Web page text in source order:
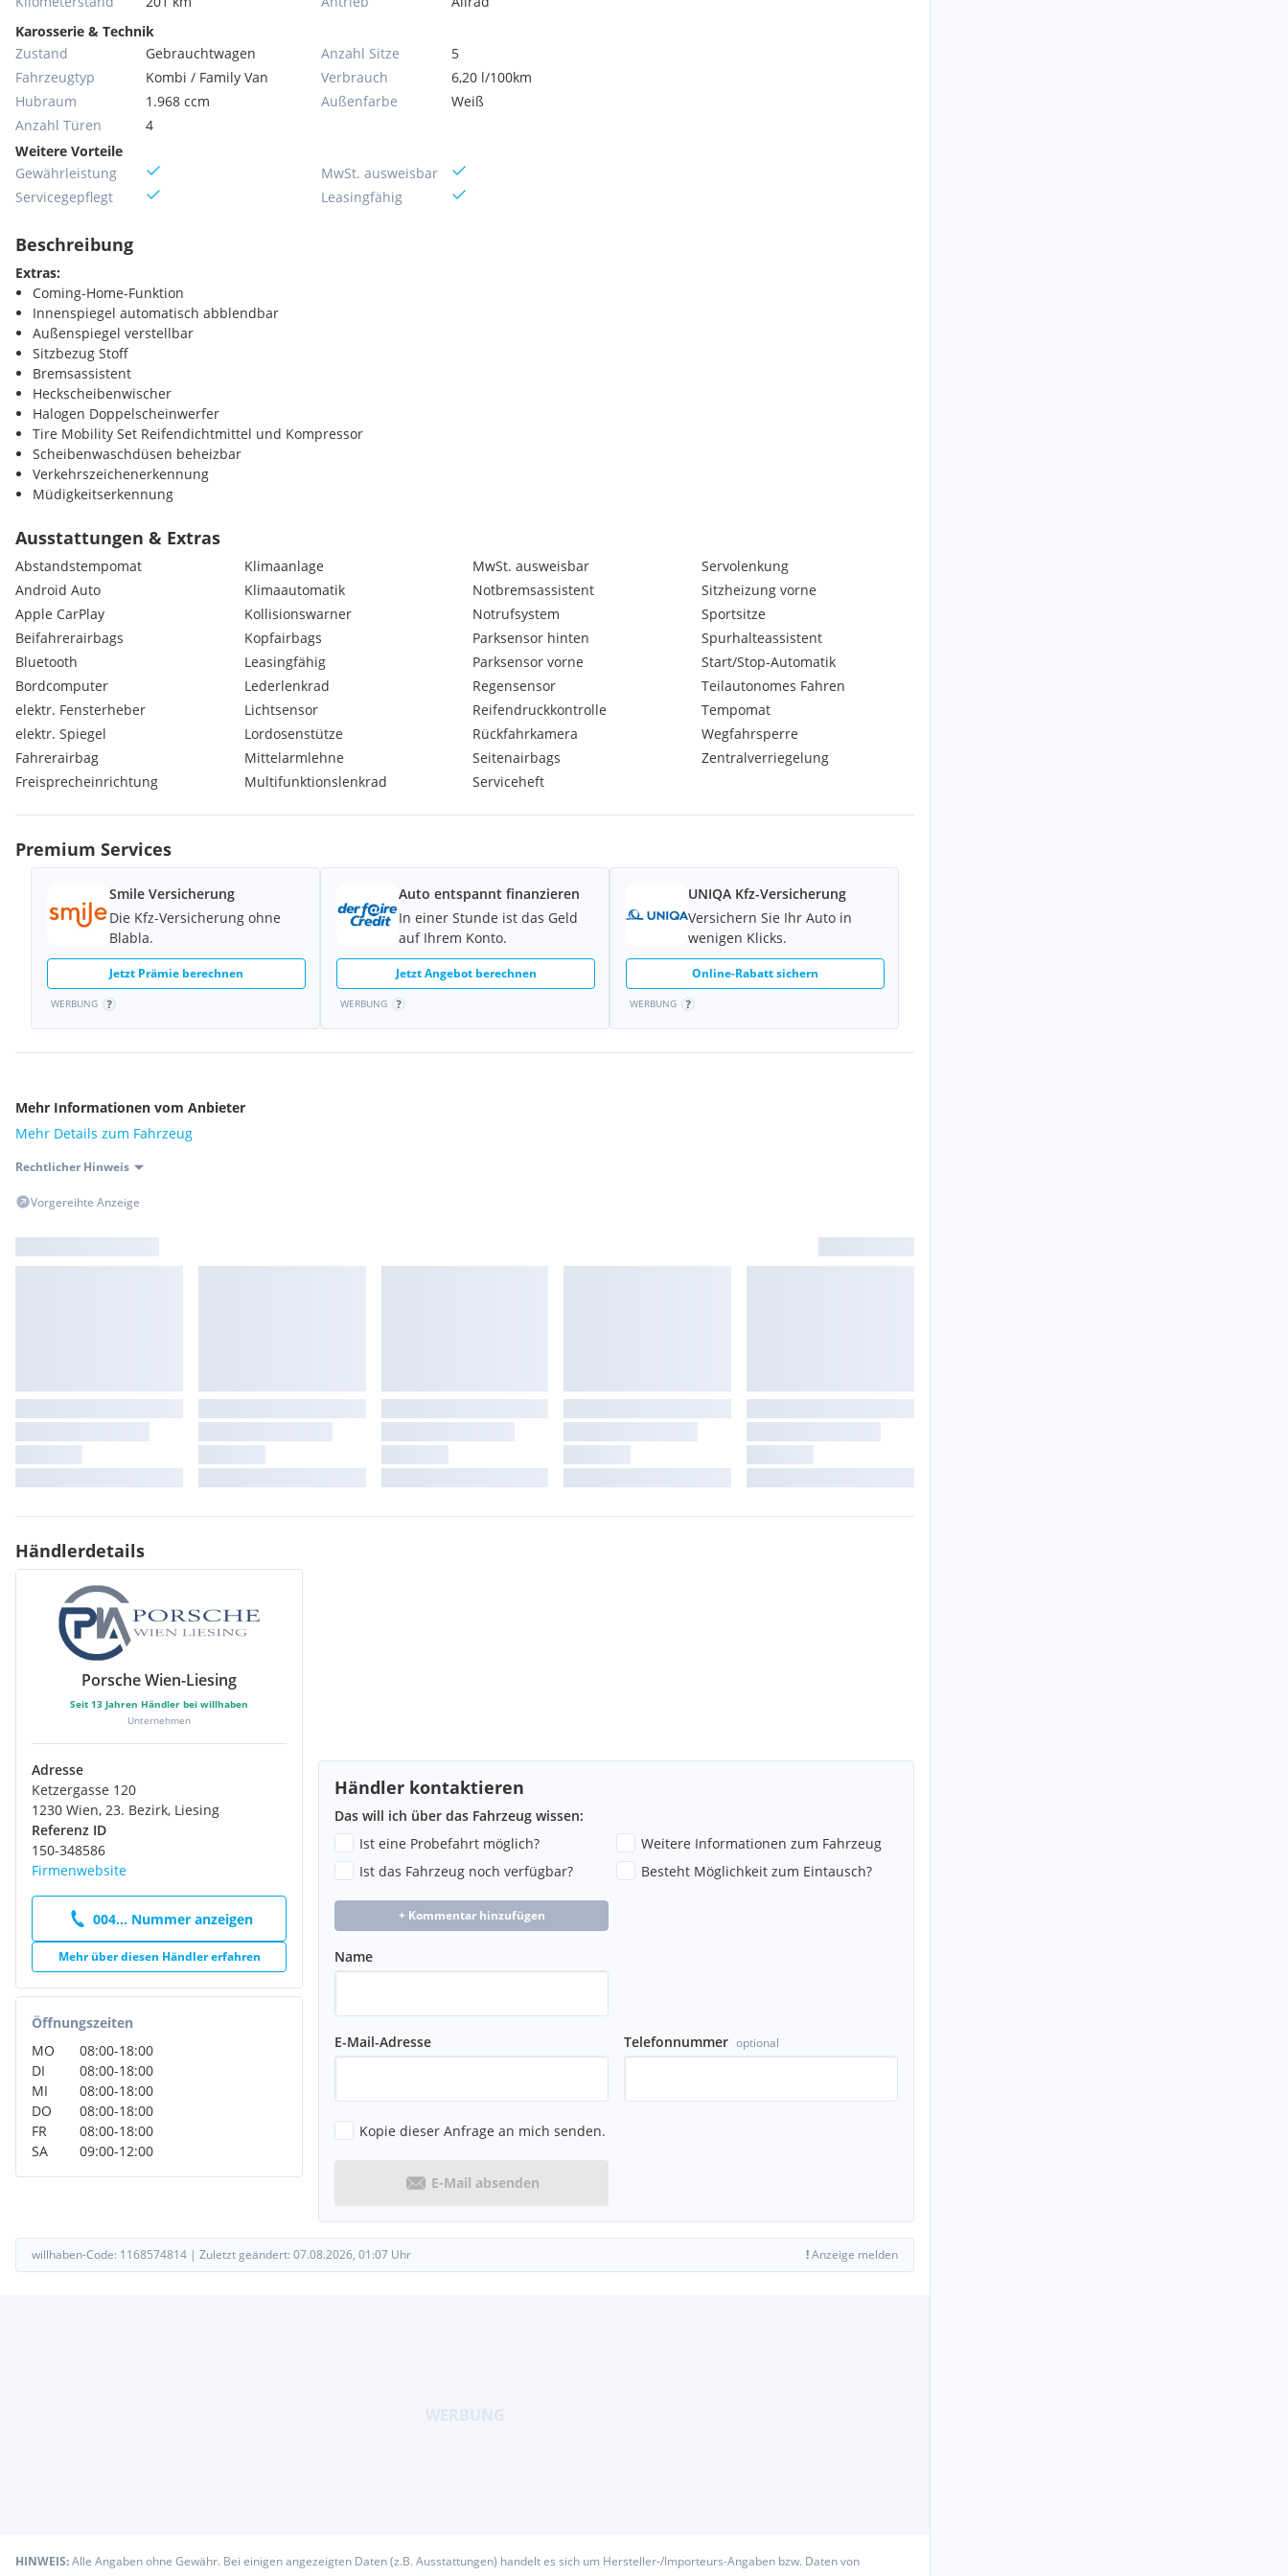
Karosserie & Technik
Zustand
Gebrauchtwagen
Fahrzeugtyp
Kombi / Family Van
Hubraum
1.968 ccm
Anzahl Türen
4
Anzahl Sitze
5
Verbrauch
6,20 l/100km
Außenfarbe
Weiß
Weitere Vorteile
Gewährleistung
Servicegepflegt
MwSt. ausweisbar
Leasingfähig
Beschreibung
Extras:
Coming-Home-Funktion
Innenspiegel automatisch abblendbar
Außenspiegel verstellbar
Sitzbezug Stoff
Bremsassistent
Heckscheibenwischer
Halogen Doppelscheinwerfer
Tire Mobility Set Reifendichtmittel und Kompressor
Scheibenwaschdüsen beheizbar
Verkehrszeichenerkennung
Müdigkeitserkennung
Leuchtweitenregulierung
Thermoverglasung
Seitenfenster ab B-Säule abgedunkelt
DAB-Radio
Sitz-Fahrer höhenverstellbar
Ausstattungen & Extras
Abstandstempomat
Android Auto
Apple CarPlay
Beifahrerairbags
Bluetooth
Bordcomputer
elektr. Fensterheber
elektr. Spiegel
Fahrerairbag
Freisprecheinrichtung
Klimaanlage
Klimaautomatik
Kollisionswarner
Kopfairbags
Leasingfähig
Lederlenkrad
Lichtsensor
Lordosenstütze
Mittelarmlehne
Multifunktionslenkrad
MwSt. ausweisbar
Notbremsassistent
Notrufsystem
Parksensor hinten
Parksensor vorne
Regensensor
Reifendruckkontrolle
Rückfahrkamera
Seitenairbags
Serviceheft
Servolenkung
Sitzheizung vorne
Sportsitze
Spurhalteassistent
Start/Stop-Automatik
Teilautonomes Fahren
Tempomat
Wegfahrsperre
Zentralverriegelung
Premium Services
Smile Versicherung
Die Kfz-Versicherung ohne
Blabla.
Jetzt Prämie berechnen
WERBUNG
Auto entspannt finanzieren
In einer Stunde ist das Geld
auf Ihrem Konto.
Jetzt Angebot berechnen
WERBUNG
UNIQA Kfz-Versicherung
Versichern Sie Ihr Auto in
wenigen Klicks.
Online-Rabatt sichern
WERBUNG
Mehr Informationen vom Anbieter
Mehr Details zum Fahrzeug
Rechtlicher Hinweis
Vorgereihte Anzeige
Händlerdetails
Porsche Wien-Liesing
Seit 13 Jahren Händler bei willhaben
Unternehmen
Adresse
Ketzergasse 120
1230 Wien, 23. Bezirk, Liesing
Referenz ID
150-348586
Firmenwebsite
004... Nummer anzeigen
Mehr über diesen Händler erfahren
Öffnungszeiten
MO
08:00-18:00
DI
08:00-18:00
MI
08:00-18:00
DO
08:00-18:00
FR
08:00-18:00
SA
09:00-12:00
Händler kontaktieren
Das will ich über das Fahrzeug wissen:
Ist eine Probefahrt möglich?
Weitere Informationen zum Fahrzeug
Ist das Fahrzeug noch verfügbar?
Besteht Möglichkeit zum Eintausch?
+ Kommentar hinzufügen
Name
E-Mail-Adresse Telefonnummer optional
Kopie dieser Anfrage an mich senden.
E-Mail absenden
willhaben-Code: 1168574814 | Zuletzt geändert: 07.08.2026, 01:07 Uhr !Anzeige melden
HINWEIS:Alle Angaben ohne Gewähr. Bei einigen angezeigten Daten (z.B. Ausstattungen) handelt es sich um Hersteller-/Importeurs-Angaben bzw. Daten von